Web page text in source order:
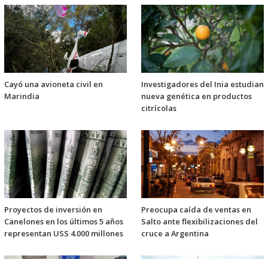
Cayó una avioneta civil en
Marindia
Investigadores del Inia estudian
nueva genética en productos
citrícolas
Proyectos de inversión en
Canelones en los últimos 5 años
representan USS 4.000 millones
Preocupa caída de ventas en
Salto ante flexibilizaciones del
cruce a Argentina